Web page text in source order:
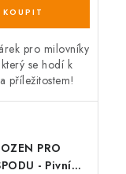
pro milovníky
se hodí k
příležitostem!
PRO
- Pivní